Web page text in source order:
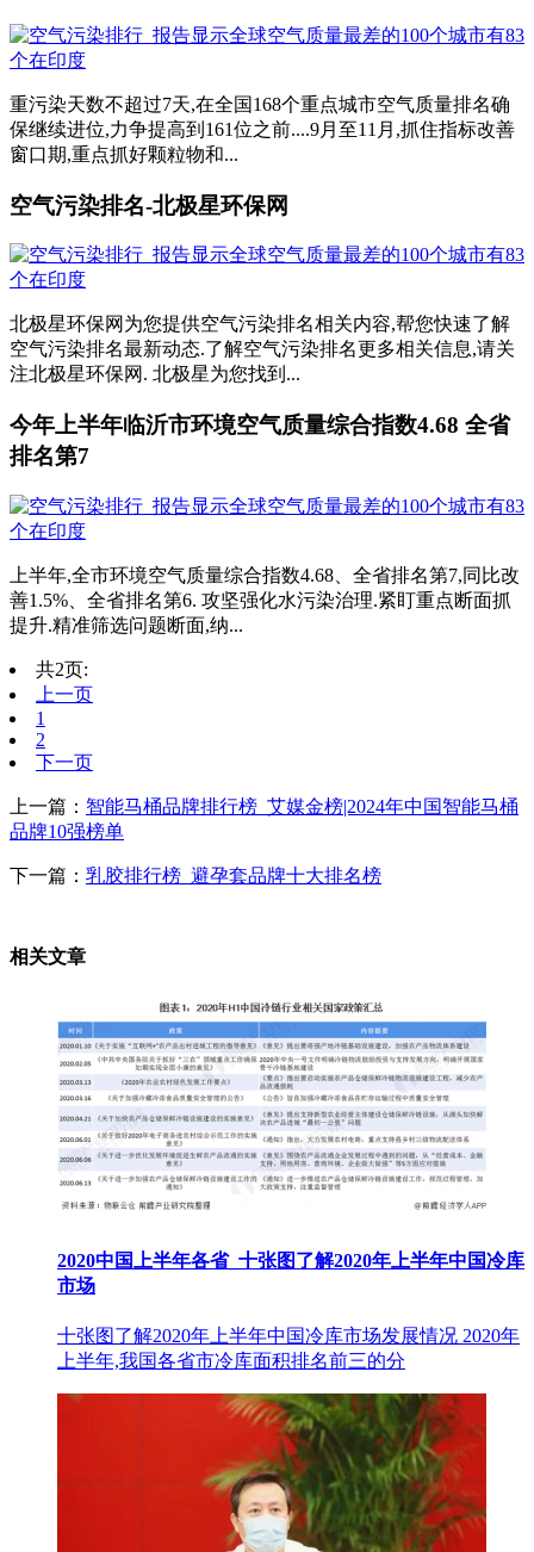
重污染天数不超过7天,在全国168个重点城市空气质量排名确
保继续进位,力争提高到161位之前....9月至11月,抓住指标改善
窗口期,重点抓好颗粒物和...
空气污染排名-北极星环保网
北极星环保网为您提供空气污染排名相关内容,帮您快速了解
空气污染排名最新动态.了解空气污染排名更多相关信息,请关
注北极星环保网. 北极星为您找到...
今年上半年临沂市环境空气质量综合指数4.68 全省
排名第7
上半年,全市环境空气质量综合指数4.68、全省排名第7,同比改
善1.5%、全省排名第6. 攻坚强化水污染治理.紧盯重点断面抓
提升.精准筛选问题断面,纳...
共2页:
上一页
1
2
下一页
上一篇： 智能马桶品牌排行榜_艾媒金榜|2024年中国智能马桶
品牌10强榜单
下一篇： 乳胶排行榜_避孕套品牌十大排名榜
相关文章
2020中国上半年各省_十张图了解2020年上半年中国冷库
市场
十张图了解2020年上半年中国冷库市场发展情况 2020年
上半年,我国各省市冷库面积排名前三的分